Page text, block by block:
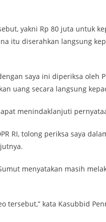
yakni Rp 80 juta untuk
itu diserahkan langsung
saya ini diperiksa
uang secara langsung
menindaklanjuti
RI, tolong periksa saya
menyatakan masih
tersebut,” kata Kasubbid